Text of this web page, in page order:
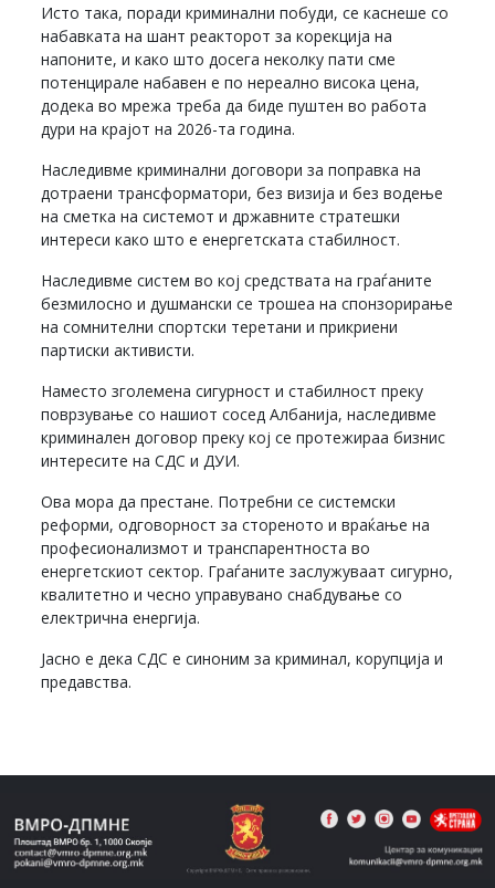
Исто така, поради криминални побуди, се каснеше со
набавката на шант реакторот за корекција на
напоните, и како што досега неколку пати сме
потенцирале набавен е по нереално висока цена,
додека во мрежа треба да биде пуштен во работа
дури на крајот на 2026-та година.
Наследивме криминални договори за поправка на
дотраени трансформатори, без визија и без водење
на сметка на системот и државните стратешки
интереси како што е енергетската стабилност.
Наследивме систем во кој средствата на граѓаните
безмилосно и душмански се трошеа на спонзорирање
на сомнителни спортски теретани и прикриени
партиски активисти.
Наместо зголемена сигурност и стабилност преку
поврзување со нашиот сосед Албанија, наследивме
криминален договор преку кој се протежираа бизнис
интересите на СДС и ДУИ.
Ова мора да престане. Потребни се системски
реформи, одговорност за стореното и враќање на
професионализмот и транспарентноста во
енергетскиот сектор. Граѓаните заслужуваат сигурно,
квалитетно и чесно управувано снабдување со
електрична енергиja.
Јасно е дека СДС е синоним за криминал, корупција и
предавства.